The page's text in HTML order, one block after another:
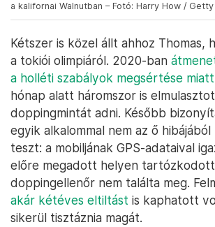
a kalifornai Walnutban – Fotó: Harry How /
Kétszer is közel állt ahhoz Thomas,
a tokiói olimpiáról. 2020-ban
a holléti szabályok megsértése miatt
hónap alatt háromszor is
doppingmintát adni. Később
egyik alkalommal nem az ő
teszt: a mobiljának GPS-adataival
előre megadott helyen
doppingellenőr nem találta meg.
akár kétéves eltiltást is kaphatott
sikerül tisztáznia magát.